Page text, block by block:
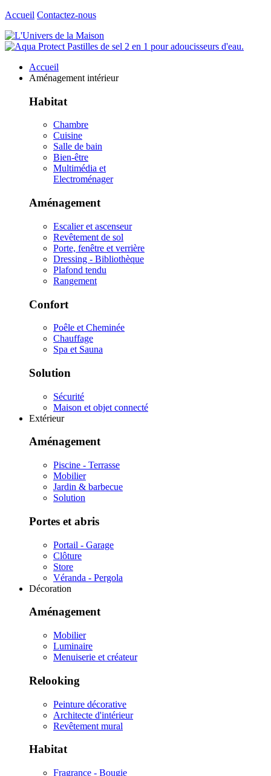
Accueil Contactez-nous
Accueil
Aménagement intérieur
Habitat
Chambre
Cuisine
Salle de bain
Bien-être
Multimédia et
Electroménager
Aménagement
Escalier et ascenseur
Revêtement de sol
Porte, fenêtre et verrière
Dressing - Bibliothèque
Plafond tendu
Rangement
Confort
Poêle et Cheminée
Chauffage
Spa et Sauna
Solution
Sécurité
Maison et objet connecté
Extérieur
Aménagement
Piscine - Terrasse
Mobilier
Jardin & barbecue
Solution
Portes et abris
Portail - Garage
Clôture
Store
Véranda - Pergola
Décoration
Aménagement
Mobilier
Luminaire
Menuiserie et créateur
Relooking
Peinture décorative
Architecte d'intérieur
Revêtement mural
Habitat
Fragrance - Bougie